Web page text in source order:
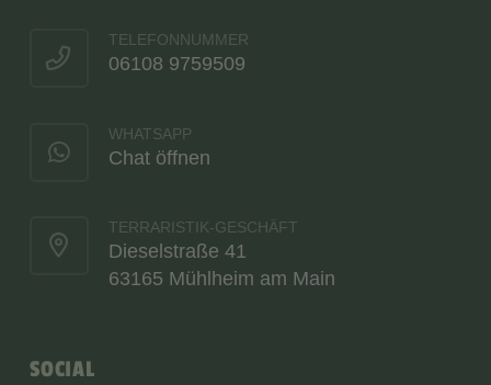
TELEFONNUMMER
06108 9759509
WHATSAPP
Chat öffnen
TERRARISTIK-GESCHÄFT
Dieselstraße 41
63165 Mühlheim am Main
SOCIAL